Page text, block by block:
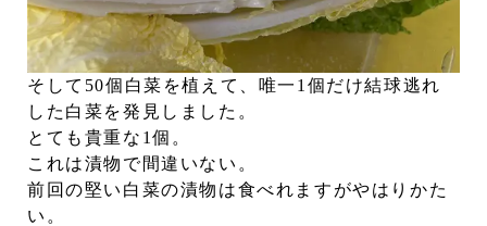
そして50個白菜を植えて、唯一1個だけ結球逃れ
した白菜を発見しました。
とても貴重な1個。
これは漬物で間違いない。
前回の堅い白菜の漬物は食べれますがやはりかた
い。